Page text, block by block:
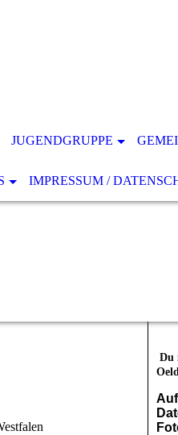
JUGENDGRUPPE
IMPRESSUM /
Du